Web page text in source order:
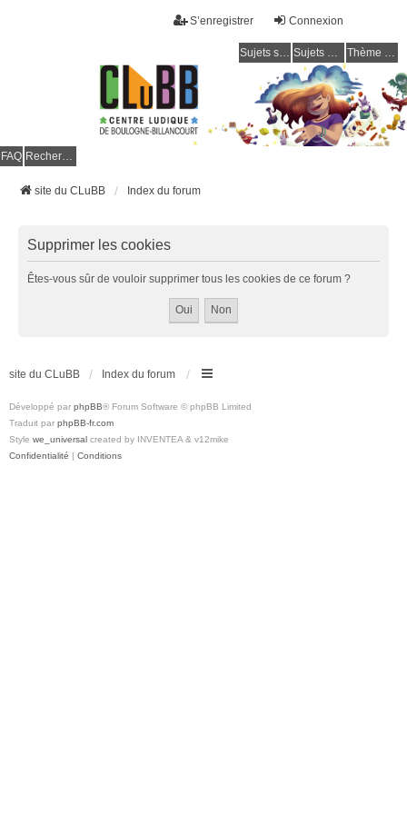
Connexion
S’enregistrer
Sujets sans réponse Sujets actifs Thème clair / foncé
FAQ Rechercher
site du CLuBB Index du forum
Supprimer les cookies
Êtes-vous sûr de vouloir supprimer tous les cookies de ce forum ?
site du CLuBB Index du forum
Développé par phpBB® Forum Software © phpBB Limited
Traduit par phpBB-fr.com
Style we_universal created by INVENTEA & v12mike
Confidentialité | Conditions